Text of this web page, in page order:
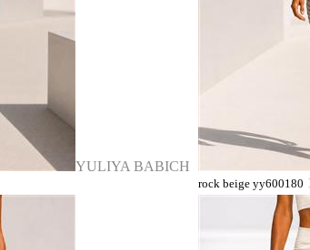
YULIYA BABICH
rock beige yy600180